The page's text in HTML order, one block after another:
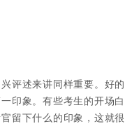
评述来讲同样重要。好的
印象。有些考生的开场白
留下什么的印象，这就很